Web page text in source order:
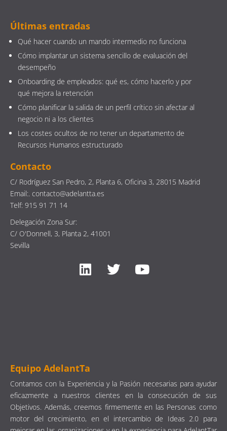
Últimas entradas
Qué hacer cuando un mando intermedio no funciona
Cómo implantar un sistema sencillo de evaluación del
desempeño
Onboarding de empleados: qué es, cómo hacerlo y por
qué mejora la retención
Cómo planificar la salida de un perfil crítico sin afectar al
negocio ni a los clientes
Los costes ocultos de no tener un departamento de
Recursos Humanos estructurado
Contacto
C/ Rodríguez San Pedro, 2, Planta 6, Oficina 3, 28015 Madrid
Email:. contacto@adelantta.es
Telf: 915 91 71 14
Delegación Zona Sur:
C/ O'Donnell, 3, Planta 2, 41001
Sevilla
Equipo AdelantTa
Contamos con la Experiencia y la Pasión necesarias para ayudar
eficazmente a nuestros clientes en la consecución de sus
Objetivos. Además, creemos firmemente en las Personas como
motor del crecimiento, en el intercambio de Ideas 2.0 para